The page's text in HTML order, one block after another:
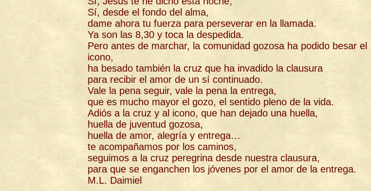
Sí, desde el fondo del alma,
dame ahora tu fuerza para perseverar en la llamada.
Ya son las 8,30 y toca la despedida.
Pero antes de marchar, la comunidad gozosa ha podido besar el
icono,
ha besado también la cruz que ha invadido la clausura
para recibir el amor de un sí continuado.
Vale la pena seguir, vale la pena la entrega,
que es mucho mayor el gozo, el sentido pleno de la vida.
Adiós a la cruz y al icono, que han dejado una huella,
huella de juventud gozosa,
huella de amor, alegría y entrega…
te acompañamos por los caminos,
seguimos a la cruz peregrina desde nuestra clausura,
para que se enganchen los jóvenes por el amor de la entrega.
M.L. Daimiel